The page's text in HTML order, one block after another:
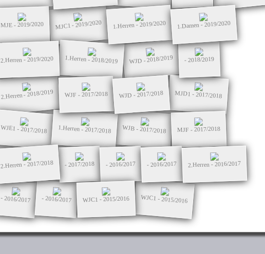
MJE - 2019/2020 MJC1 - 2019/2020 1.Herren - 2019/2020 1.Damen - 2019/2020
2.Herren - 2019/2020 1.Herren - 2018/2019 WJD - 2018/2019 - 2018/2019
2.Herren - 2018/2019 WJF - 2017/2018 WJD - 2017/2018 MJD1 - 2017/2018
WJE1 - 2017/2018 1.Herren - 2017/2018 WJB - 2017/2018 MJF - 2017/2018
2.Herren - 2017/2018 - 2017/2018 - 2016/2017 - 2016/2017 2.Herren - 2016/2017
- 2016/2017 - 2016/2017 WJC1 - 2015/2016 WJC1 - 2015/2016